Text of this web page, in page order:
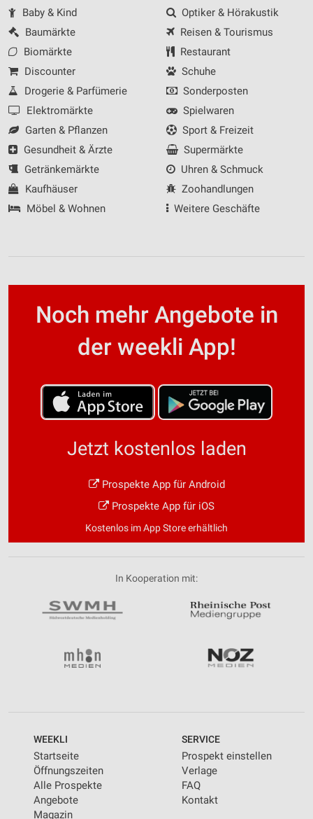
Baby & Kind
Baumärkte
Biomärkte
Discounter
Drogerie & Parfümerie
Elektromärkte
Garten & Pflanzen
Gesundheit & Ärzte
Getränkemärkte
Kaufhäuser
Möbel & Wohnen
Optiker & Hörakustik
Reisen & Tourismus
Restaurant
Schuhe
Sonderposten
Spielwaren
Sport & Freizeit
Supermärkte
Uhren & Schmuck
Zoohandlungen
Weitere Geschäfte
Noch mehr Angebote in
der weekli App!
Jetzt kostenlos laden
Prospekte App für Android
Prospekte App für iOS
Kostenlos im App Store erhältlich
In Kooperation mit:
WEEKLI
Startseite
Öffnungszeiten
Alle Prospekte
Angebote
Magazin
SERVICE
Prospekt einstellen
Verlage
FAQ
Kontakt